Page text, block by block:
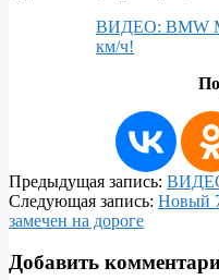
ВИДЕО: BMW
км/ч!
2022-
09-
05
Предыдущая запись:
Следующая запись: Новый
замечен на дороге
Добавить